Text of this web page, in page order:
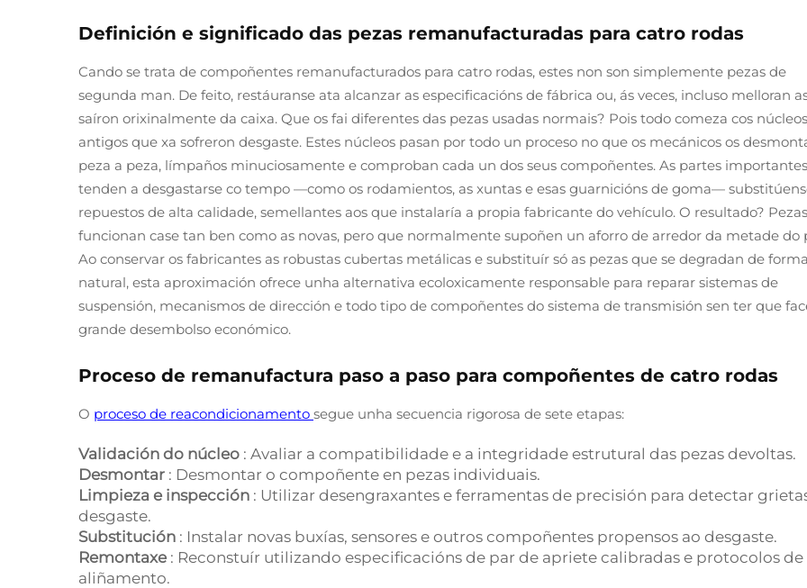
Definición e significado das pezas remanufacturadas para catro rodas
Cando se trata de compoñentes remanufacturados para catro rodas, estes non son simplemente pezas de
segunda man. De feito, restáuranse ata alcanzar as especificacións de fábrica ou, ás veces, incluso melloran
saíron orixinalmente da caixa. Que os fai diferentes das pezas usadas normais? Pois todo comeza cos núcleos
antigos que xa sofreron desgaste. Estes núcleos pasan por todo un proceso no que os mecánicos os
peza a peza, límpaños minuciosamente e comproban cada un dos seus compoñentes. As partes
tenden a desgastarse co tempo —como os rodamientos, as xuntas e esas guarnicións de goma—
repuestos de alta calidade, semellantes aos que instalaría a propia fabricante do vehículo. O resultado?
funcionan case tan ben como as novas, pero que normalmente supoñen un aforro de arredor da metade do
Ao conservar os fabricantes as robustas cubertas metálicas e substituír só as pezas que se degradan de forma
natural, esta aproximación ofrece unha alternativa ecoloxicamente responsable para reparar sistemas de
suspensión, mecanismos de dirección e todo tipo de compoñentes do sistema de transmisión sen ter que
grande desembolso económico.
Proceso de remanufactura paso a paso para compoñentes de catro rodas
O proceso de reacondicionamento segue unha secuencia rigorosa de sete etapas:
Validación do núcleo : Avaliar a compatibilidade e a integridade estrutural das pezas devoltas.
Desmontar : Desmontar o compoñente en pezas individuais.
Limpieza e inspección : Utilizar desengraxantes e ferramentas de precisión para detectar
desgaste.
Substitución : Instalar novas buxías, sensores e outros compoñentes propensos ao desgaste.
Remontaxe : Reconstuír utilizando especificacións de par de apriete calibradas e protocolos de
aliñamento.